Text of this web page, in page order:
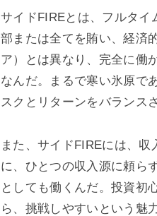
サイドFIREとは、フルタイ
部または全てを賄い、経済
ア）とは異なり、完全に働
なんだ。まるで寒い氷原で
スクとリターンをバランス
また、サイドFIREには、
に、ひとつの収入源に頼ら
としても働くんだ。投資初
ら、挑戦しやすいという魅